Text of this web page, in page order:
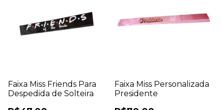
Faixa Miss Friends Para
Despedida de Solteira
Faixa Miss Personalizada
Presidente